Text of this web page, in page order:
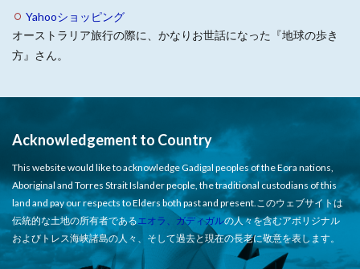
Yahooショッピング
オーストラリア旅行の際に、かなりお世話になった『地球の歩き
方』さん。
Acknowledgement to Country
This website would like to acknowledge Gadigal peoples of the Eora nations,
Aboriginal and Torres Strait Islander people, the traditional custodians of this
land and pay our respects to Elders both past and present.このウェブサイトは
伝統的な土地の所有者であるエオラ、ガディガルの人々を含むアボリジナル
およびトレス海峡諸島の人々、そして過去と現在の長老に敬意を表します。